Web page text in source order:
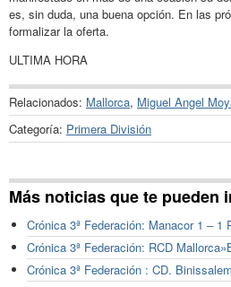
es, sin duda, una buena opción. En las
formalizar la oferta.
ULTIMA HORA
Relacionados: Mallorca, Miguel Angel
Categoría: Primera División
Más noticias que te pueden
Crónica 3ª Federación: Manacor 1 – 1
Crónica 3ª Federación: RCD
Crónica 3ª Federación : CD.